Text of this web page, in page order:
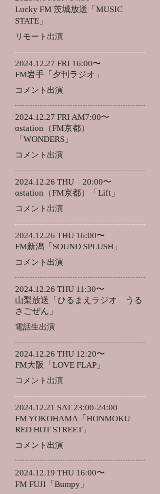
Lucky FM 茨城放送「MUSIC
STATE」
​リモート出演
2024.12.27 FRI 16:00〜
FM岩手「夕刊ラジオ」
​コメント出演
2024.12.27 FRI AM7:00〜
αstation（FM京都）
「WONDERS」
​コメント出演
2024.12.26 THU 20:00〜
αstation（FM京都）「Lift」
​コメント出演
2024.12.26 THU 16:00〜
FM新潟「SOUND SPLUSH」
​コメント出演
2024.12.26 THU 11:30〜
山梨放送「ひるまえラジオ うる
さごぜん」
​電話生出演
2024.12.26 THU 12:20〜
FM大阪「LOVE FLAP」
コメント出演
2024.12.21 SAT 23:00-24:00
FM YOKOHAMA「HONMOKU
RED HOT STREET」
​コメント出演
2024.12.19 THU 16:00〜
FM FUJI「Bumpy」